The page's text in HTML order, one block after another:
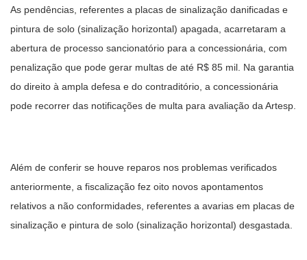
As pendências, referentes a placas de sinalização danificadas e
pintura de solo (sinalização horizontal) apagada, acarretaram a
abertura de processo sancionatório para a concessionária, com
penalização que pode gerar multas de até R$ 85 mil. Na garantia
do direito à ampla defesa e do contraditório, a concessionária
pode recorrer das notificações de multa para avaliação da Artesp.
Além de conferir se houve reparos nos problemas verificados
anteriormente, a fiscalização fez oito novos apontamentos
relativos a não conformidades, referentes a avarias em placas de
sinalização e pintura de solo (sinalização horizontal) desgastada.